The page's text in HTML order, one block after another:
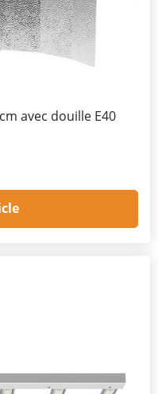
avec douille E40